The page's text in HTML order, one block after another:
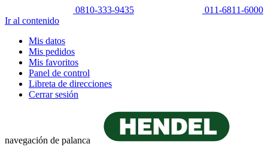
0810-333-9435
011-6811-6000
Ir al contenido
Mis datos
Mis pedidos
Mis favoritos
Panel de control
Libreta de direcciones
Cerrar sesión
navegación de palanca